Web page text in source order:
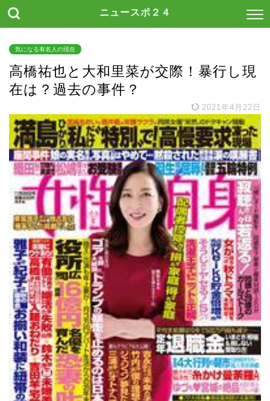
ニュースポ２４
気になる有名人の現在
高橋祐也と大和里菜が交際！暴行し現
在は？過去の事件？
2021年4月22日